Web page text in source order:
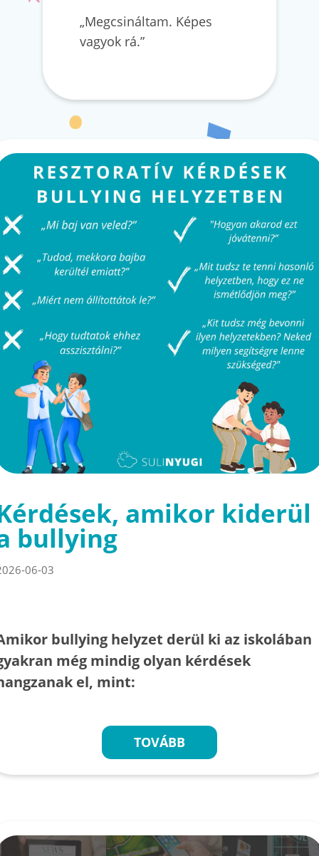
„Megcsináltam. Képes
vagyok rá.”
amikor kiderül
bullying
06-03
bullying helyzet derül ki az iskolában
még mindig olyan kérdések
el, mint:
TOVÁBB